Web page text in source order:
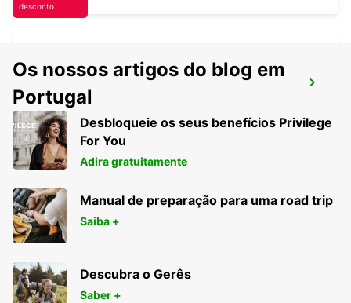
MENDOZA EL PLUMERILLO AEROPORTO
MENDOZA - ARGENTINA
desconto
Os nossos artigos do blog em
Portugal
Desbloqueie os seus benefícios Privilege
For You
Adira gratuitamente
Manual de preparação para uma road trip
Saiba +
Descubra o Gerês
Saber +